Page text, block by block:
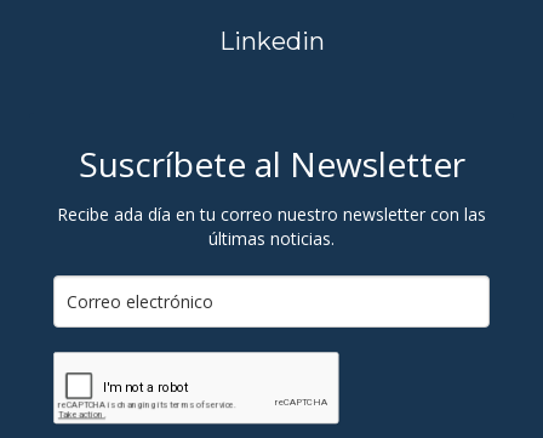
Linkedin
Suscríbete al Newsletter
Recibe ada día en tu correo nuestro newsletter con las
últimas noticias.